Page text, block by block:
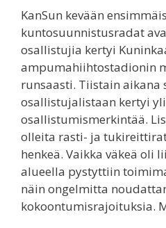
KanSun kevään
kuntosuunnistusradat
osallistujia kertyi
ampumahiihtostadionin
runsaasti. Tiistain aikana
osallistujalistaan kertyi
osallistumismerkintää.
olleita rasti- ja
henkeä. Vaikka väkeä oli
alueella pystyttiin
näin ongelmitta
kokoontumisrajoituksia.